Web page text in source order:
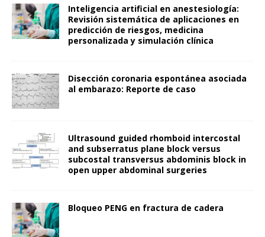
Inteligencia artificial en anestesiología:
Revisión sistemática de aplicaciones en
predicción de riesgos, medicina
personalizada y simulación clínica
Disección coronaria espontánea asociada
al embarazo: Reporte de caso
Ultrasound guided rhomboid intercostal
and subserratus plane block versus
subcostal transversus abdominis block in
open upper abdominal surgeries
Bloqueo PENG en fractura de cadera